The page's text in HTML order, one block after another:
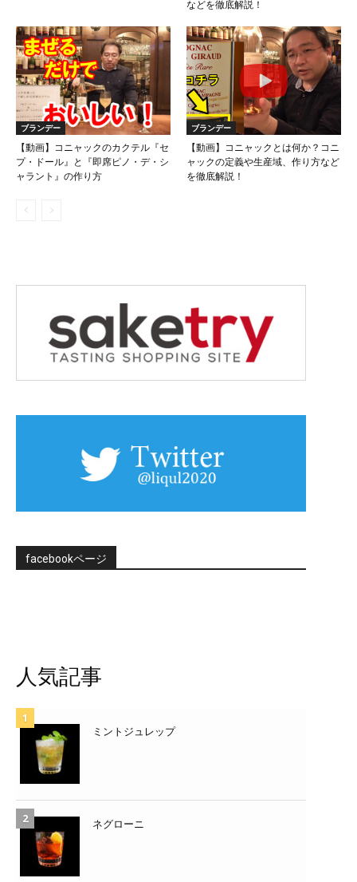
などを徹底解説！
ブランデー
【動画】コニャックのカクテル『セ
プ・ドール』と『即席ピノ・デ・シ
ャラント』の作り方
ブランデー
【動画】コニャックとは何か？コニ
ャックの定義や生産域、作り方など
を徹底解説！
facebookページ
人気記事
ミントジュレップ
ネグローニ